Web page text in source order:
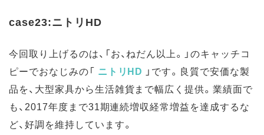
case23:ニトリHD
今回取り上げるのは、「お、ねだん以上。」のキャッチコ
ピーでおなじみの「 ニトリHD 」です。良質で安価な製
品を、大型家具から生活雑貨まで幅広く提供。業績面で
も、2017年度まで31期連続増収経常増益を達成するな
ど、好調を維持しています。